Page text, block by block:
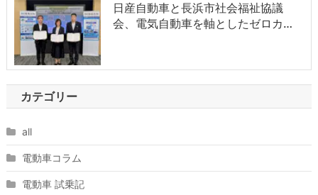
日産自動車と長浜市社会福祉協議
会、電気自動車を軸としたゼロカ…
カテゴリー
all
電動車コラム
電動車 試乗記